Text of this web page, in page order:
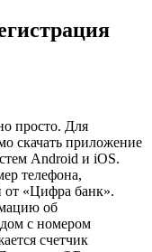
просто. Для
скачать приложение
Android и iOS.
телефона,
от «Цифра банк».
об
с номером
счетчик